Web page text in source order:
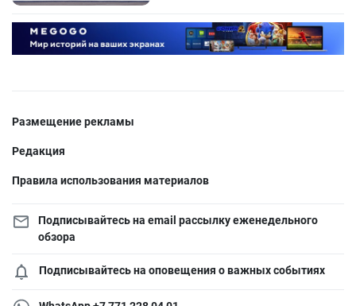
Размещение рекламы
Редакция
Правила использования материалов
Подписывайтесь на email рассылку еженедельного
обзора
Подписывайтесь на оповещения о важных событиях